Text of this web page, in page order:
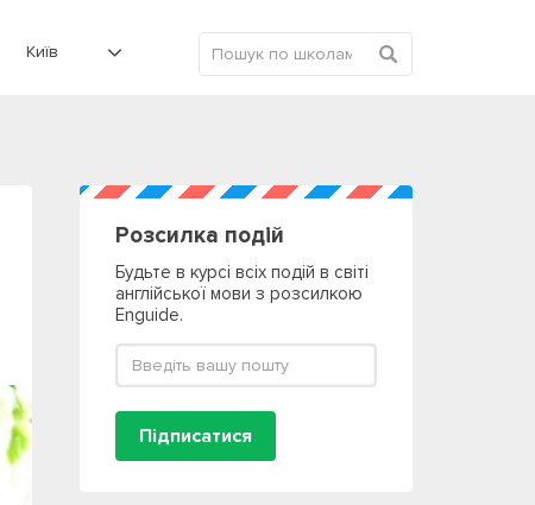
Київ
Розсилка подій
Будьте в курсі всіх подій в світі
англійської мови з розсилкою
Enguide.
Підписатися